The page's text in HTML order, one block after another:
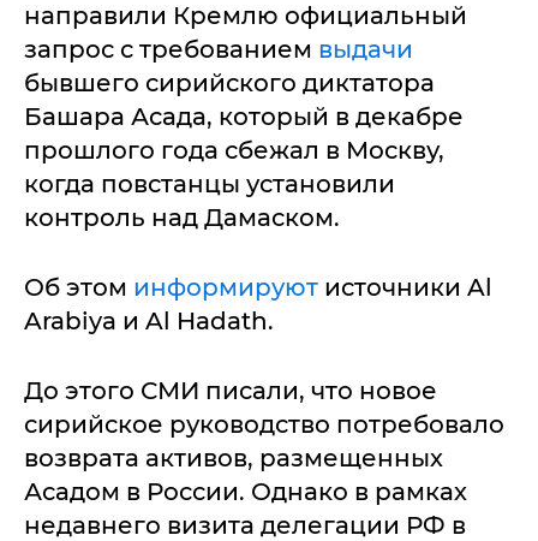
направили Кремлю официальный
запрос с требованием выдачи
бывшего сирийского диктатора
Башара Асада, который в декабре
прошлого года сбежал в Москву,
когда повстанцы установили
контроль над Дамаском.
Об этом информируют источники Al
Arabiya и Al Hadath.
До этого СМИ писали, что новое
сирийское руководство потребовало
возврата активов, размещенных
Асадом в России. Однако в рамках
недавнего визита делегации РФ в